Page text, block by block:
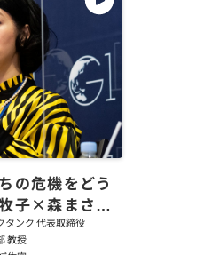
の危機をどう
子×森まさこ
タンク 代表取締役
教授